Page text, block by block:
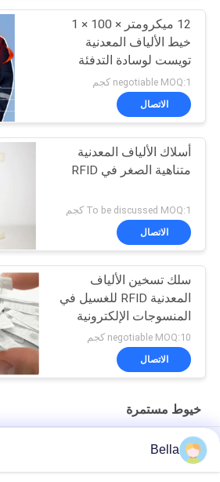
12 ميكرومتر × 100 × 1
خيط الألياف المعدنية
تويست لوسادة التدفئة
negotiable MOQ:1 كجم
الاتصال
أسلاك الألياف المعدنية
متناهية الصغر في RFID
To be discussed MOQ:1 كجم
الاتصال
سلك تسخين الألياف
المعدنية RFID للغسيل في
المنسوجات الإلكترونية
negotiable MOQ:10 كجم
الاتصال
خيوط مستمرة
12um خيوط الغزل الموصلة كهربائياBella